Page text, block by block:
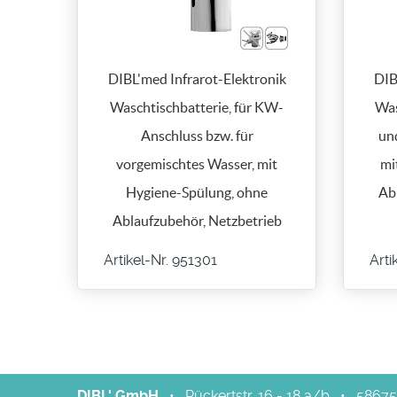
DIBL'med Infrarot-Elektronik
Waschtischbatterie, für KW-
Anschluss bzw. für
vorgemischtes Wasser, mit
Hygiene-Spülung, ohne
Ablaufzubehör, Netzbetrieb
Artikel-Nr. 951301